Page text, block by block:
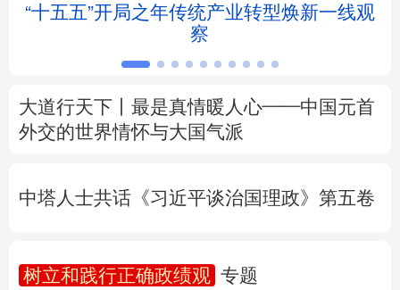
四川 贵州 云南
“十五五”开局之年传统产业转型焕新一线观
察
大道行天下丨最是真情暖人心——中国元首
外交的世界情怀与大国气派
中塔人士共话《习近平谈治国理政》第五卷
树立和践行正确政绩观 专题